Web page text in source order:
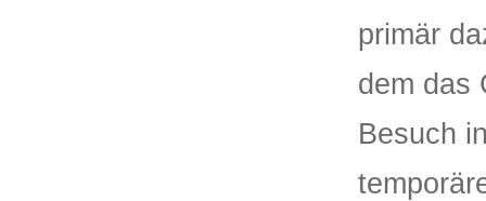
primär
dem das
Besuch